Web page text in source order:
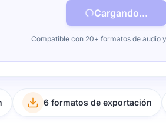
Cargando...
Compatible con 20+ formatos de audio
6 formatos de exportación